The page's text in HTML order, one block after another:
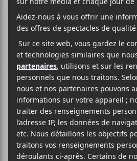
F
A
C
E
B
O
K
T
W
I
T
T
E
P
A
R
T
A
G
E
R